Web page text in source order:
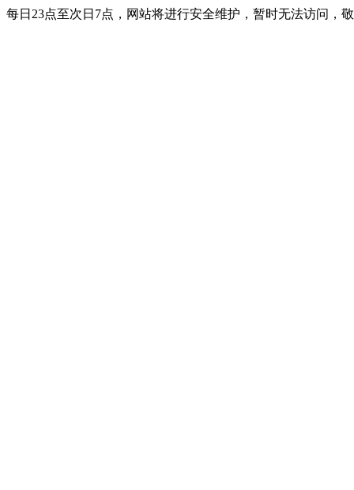
每日23点至次日7点，网站将进行安全维护，暂时无法访问，